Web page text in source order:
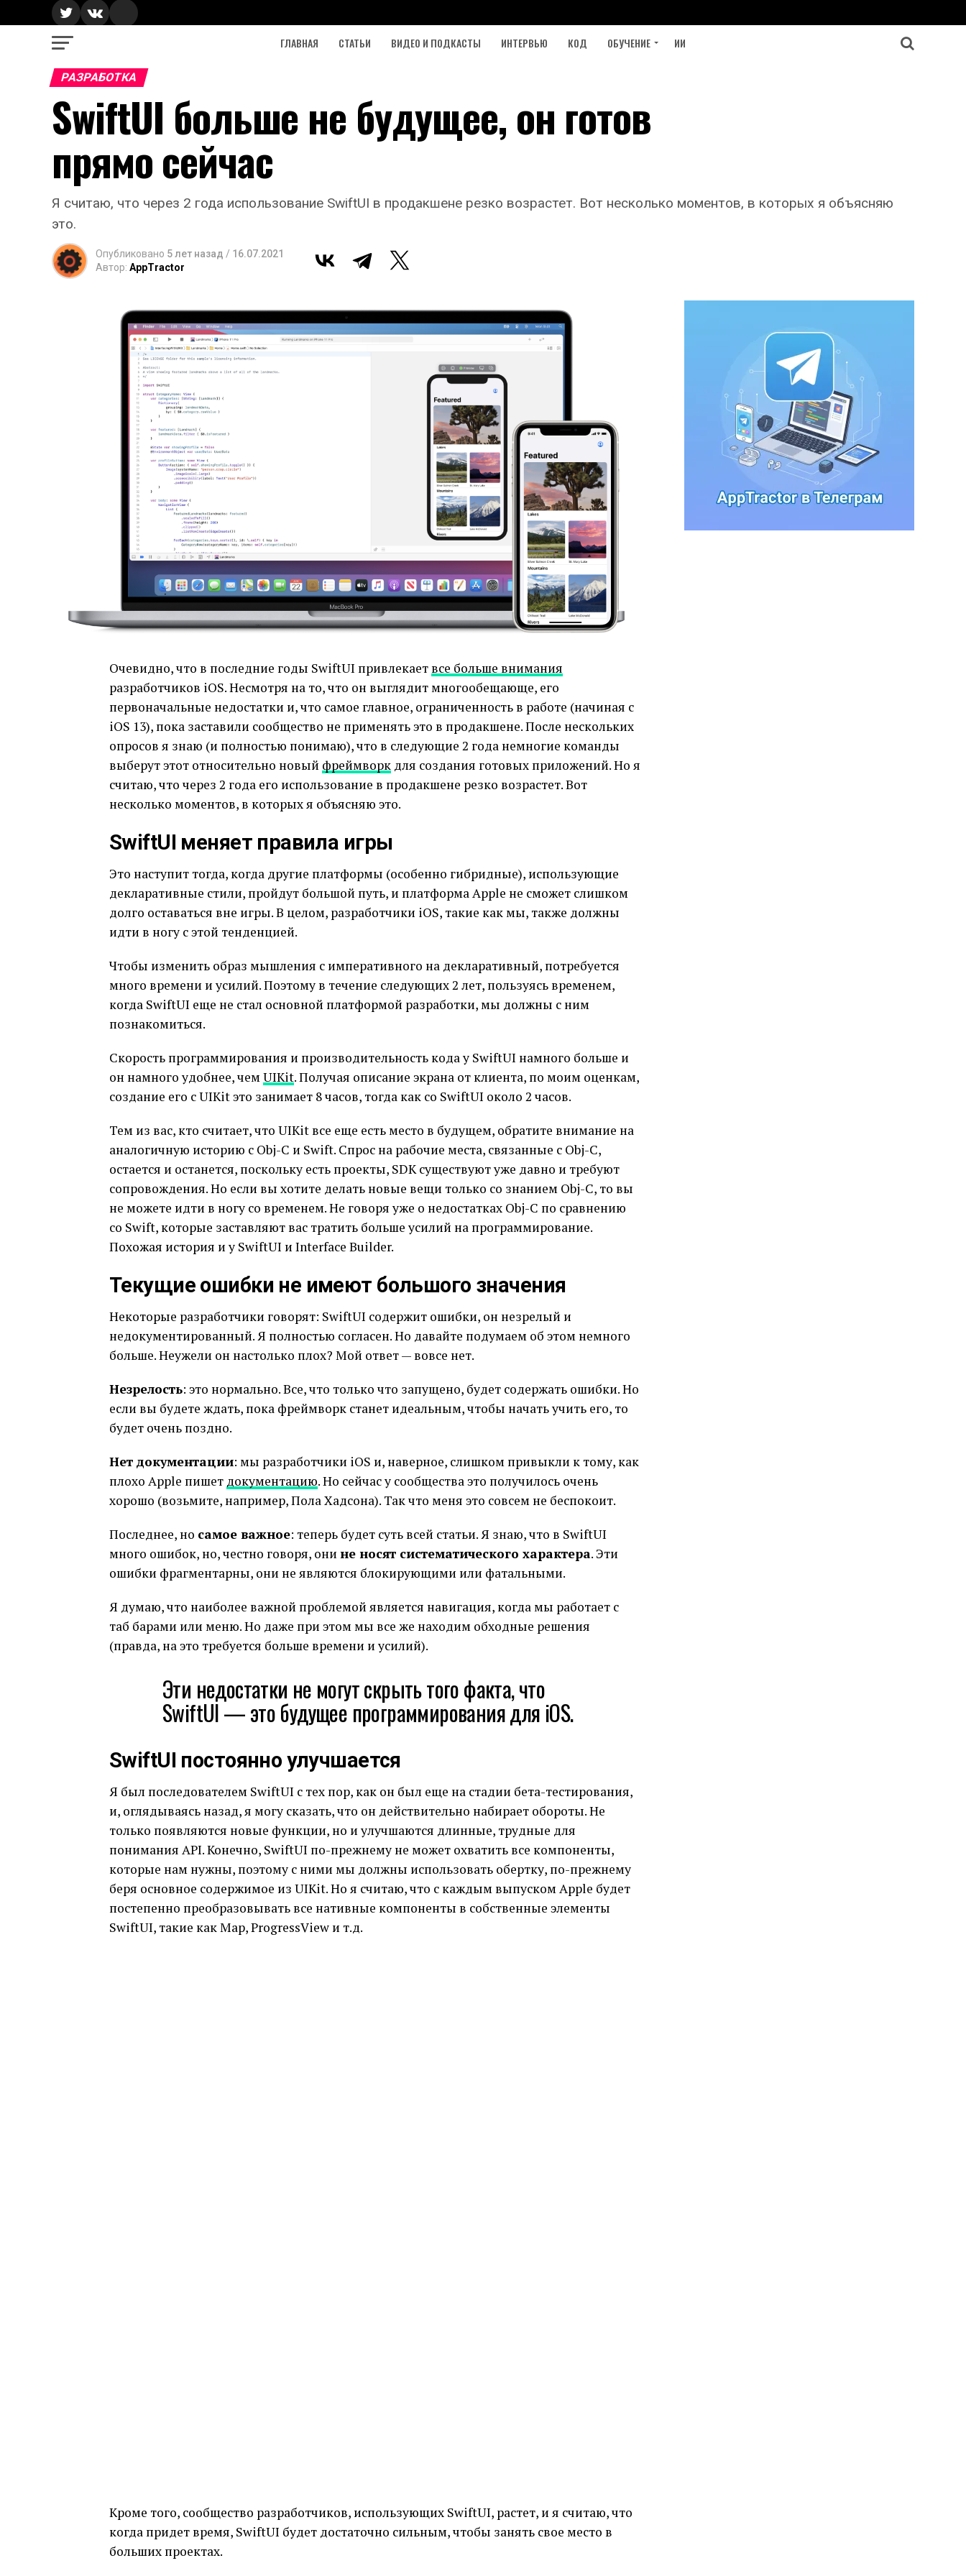
ГЛАВНАЯ СТАТЬИ ВИДЕО И ПОДКАСТЫ ИНТЕРВЬЮ КОД ОБУЧЕНИЕ ИИ
РАЗРАБОТКА
SwiftUI больше не будущее, он готов
прямо сейчас
Я считаю, что через 2 года использование SwiftUI в продакшене резко возрастет. Вот несколько моментов, в которых я объясняю
это.
Опубликовано 5 лет назад / 16.07.2021
Автор: AppTractor
Очевидно, что в последние годы SwiftUI привлекает все больше внимания
разработчиков iOS. Несмотря на то, что он выглядит многообещающе, его
первоначальные недостатки и, что самое главное, ограниченность в работе (начиная с
iOS 13), пока заставили сообщество не применять это в продакшене. После нескольких
опросов я знаю (и полностью понимаю), что в следующие 2 года немногие команды
выберут этот относительно новый фреймворк для создания готовых приложений. Но я
считаю, что через 2 года его использование в продакшене резко возрастет. Вот
несколько моментов, в которых я объясняю это.
SwiftUI меняет правила игры
Это наступит тогда, когда другие платформы (особенно гибридные), использующие
декларативные стили, пройдут большой путь, и платформа Apple не сможет слишком
долго оставаться вне игры. В целом, разработчики iOS, такие как мы, также должны
идти в ногу с этой тенденцией.
Чтобы изменить образ мышления с императивного на декларативный, потребуется
много времени и усилий. Поэтому в течение следующих 2 лет, пользуясь временем,
когда SwiftUI еще не стал основной платформой разработки, мы должны с ним
познакомиться.
Скорость программирования и производительность кода у SwiftUI намного больше и
он намного удобнее, чемUIKit. Получая описание экрана от клиента, по моим оценкам,
создание его с UIKit это занимает 8 часов, тогда как со SwiftUI около 2 часов.
Тем из вас, кто считает, что UIKit все еще есть место в будущем, обратите внимание на
аналогичную историю с Obj-C и Swift. Спрос на рабочие места, связанные с Obj-C,
остается и останется, поскольку есть проекты, SDK существуют уже давно и требуют
сопровождения. Но если вы хотите делать новые вещи только со знанием Obj-C, то вы
не можете идти в ногу со временем. Не говоря уже о недостатках Obj-C по сравнению
со Swift, которые заставляют вас тратить больше усилий на программирование.
Похожая история и у SwiftUI и Interface Builder.
Текущие ошибки не имеют большого значения
Некоторые разработчики говорят: SwiftUI содержит ошибки, он незрелый и
недокументированный. Я полностью согласен. Но давайте подумаем об этом немного
больше. Неужели он настолько плох? Мой ответ — вовсе нет.
Незрелость: это нормально. Все, что только что запущено, будет содержать ошибки. Но
если вы будете ждать, пока фреймворк станет идеальным, чтобы начать учить его, то
будет очень поздно.
Нет документации: мы разработчики iOS и, наверное, слишком привыкли к тому, как
плохо Apple пишет документацию. Но сейчас у сообщества это получилось очень
хорошо (возьмите, например, Пола Хадсона). Так что меня это совсем не беспокоит.
Последнее, но самое важное: теперь будет суть всей статьи. Я знаю, что в SwiftUI
много ошибок, но, честно говоря, они не носят систематического характера. Эти
ошибки фрагментарны, они не являются блокирующими или фатальными.
Я думаю, что наиболее важной проблемой является навигация, когда мы работает с
таб барами или меню. Но даже при этом мы все же находим обходные решения
(правда, на это требуется больше времени и усилий).
Эти недостатки не могут скрыть того факта, что
SwiftUI — это будущее программирования для iOS.
SwiftUI постоянно улучшается
Я был последователем SwiftUI с тех пор, как он был еще на стадии бета-тестирования,
и, оглядываясь назад, я могу сказать, что он действительно набирает обороты. Не
только появляются новые функции, но и улучшаются длинные, трудные для
понимания API. Конечно, SwiftUI по-прежнему не может охватить все компоненты,
которые нам нужны, поэтому с ними мы должны использовать обертку, по-прежнему
беря основное содержимое из UIKit. Но я считаю, что с каждым выпуском Apple будет
постепенно преобразовывать все нативные компоненты в собственные элементы
SwiftUI, такие как Map, ProgressView и т.д.
Кроме того, сообщество разработчиков, использующих SwiftUI, растет, и я считаю, что
когда придет время, SwiftUI будет достаточно сильным, чтобы занять свое место в
больших проектах.